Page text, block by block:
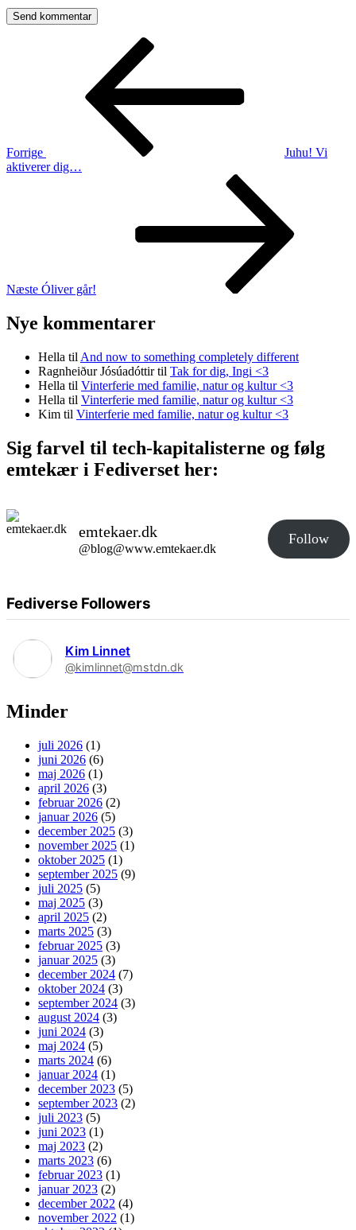
Indlægsnavigation
Forrige
Juhu! Vi
aktiverer dig…
Næste Óliver går!
Nye kommentarer
Hella til And now to something completely different
Ragnheiður Jósúadóttirtil Tak for dig, Ingi <3
Hella til Vinterferie med familie, natur og kultur <3
Hella til Vinterferie med familie, natur og kultur <3
Kim til Vinterferie med familie, natur og kultur <3
Sig farvel til tech-kapitalisterne og følg
emtekær i Fediverset her:
emtekaer.dk
@blog@www.emtekaer.dk
Follow
Fediverse Followers
Kim Linnet
@kimlinnet@mstdn.dk
Minder
juli 2026 (1)
juni 2026 (6)
maj 2026 (1)
april 2026 (3)
februar 2026 (2)
januar 2026 (5)
december 2025 (3)
november 2025 (1)
oktober 2025 (1)
september 2025 (9)
juli 2025 (5)
maj 2025 (3)
april 2025 (2)
marts 2025 (3)
februar 2025 (3)
januar 2025 (3)
december 2024 (7)
oktober 2024 (3)
september 2024 (3)
august 2024 (3)
juni 2024 (3)
maj 2024 (5)
marts 2024 (6)
januar 2024 (1)
december 2023 (5)
september 2023 (2)
juli 2023 (5)
juni 2023 (1)
maj 2023 (2)
marts 2023 (6)
februar 2023 (1)
januar 2023 (2)
december 2022 (4)
november 2022 (1)